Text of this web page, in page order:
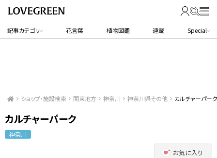
記事カテゴリ 花言葉 植物図鑑 連載 Special
ショップ・施設検索 関東地方 神奈川 神奈川県その他 カルチャーパーク
カルチャーパーク
神奈川
お気に入り